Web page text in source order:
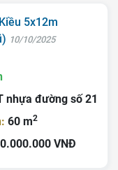
5x12m
10/10/2025
nhựa đường số 21
60 m2
VNĐ